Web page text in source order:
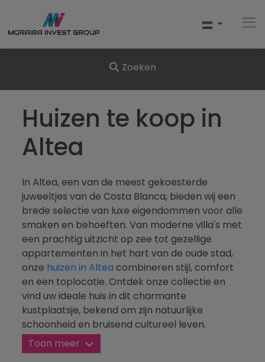
Kopen
Nieuwbouw
Verkopen
Reviews
Over Ons
Blog
Contact
Zoeken
Huizen te koop in
Altea
In Altea, een van de meest gekoesterde
juweeltjes van de Costa Blanca, bieden wij een
brede selectie van luxe eigendommen voor alle
smaken en behoeften. Van moderne villa's met
een prachtig uitzicht op zee tot gezellige
appartementen in het hart van de oude stad,
onze huizen in Altea combineren stijl, comfort
en een toplocatie. Ontdek onze collectie en
vind uw ideale huis in dit charmante
kustplaatsje, bekend om zijn natuurlijke
schoonheid en bruisend cultureel leven.
Toon meer